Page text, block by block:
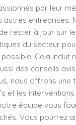
par leur
autres entreprises.
rester à jour sur
du secteur
Cela inclut
des conseils
nous offrons une
et les interventions
équipe vous
Vous pourrez